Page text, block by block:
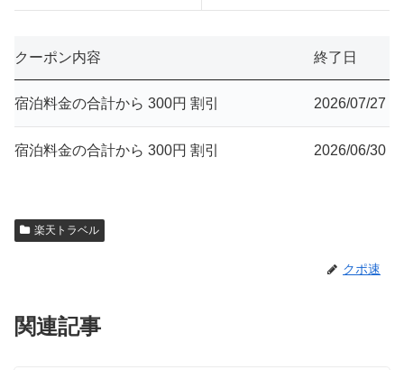
クーポン内容 終了日
宿泊料金の合計から 300円 割引 2026/07/27
宿泊料金の合計から 300円 割引 2026/06/30
楽天トラベル
クポ速
関連記事